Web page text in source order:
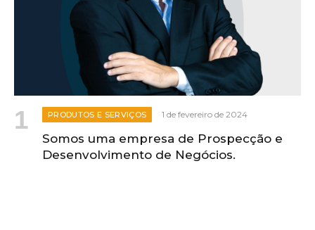
PRODUTOS E SERVIÇOS 1 de fevereiro de 2024
Somos uma empresa de Prospecção e
Desenvolvimento de Negócios.